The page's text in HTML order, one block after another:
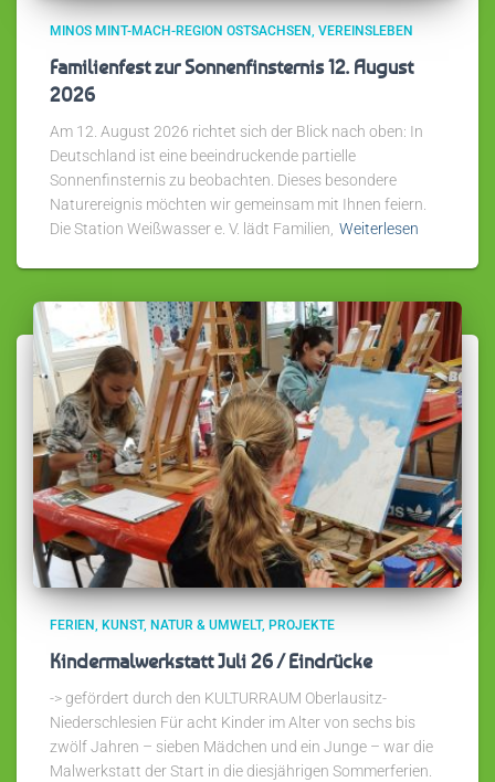
MINOS MINT-MACH-REGION OSTSACHSEN VEREINSLEBEN
Familienfest zur Sonnenfinsternis 12. August
2026
Am 12. August 2026 richtet sich der Blick nach oben: In
Deutschland ist eine beeindruckende partielle
Sonnenfinsternis zu beobachten. Dieses besondere
Naturereignis möchten wir gemeinsam mit Ihnen feiern.
Die Station Weißwasser e. V. lädt Familien, Weiterlesen
FERIEN KUNST NATUR & UMWELT PROJEKTE
Kindermalwerkstatt Juli 26 / Eindrücke
-> gefördert durch den KULTURRAUM Oberlausitz-
Niederschlesien Für acht Kinder im Alter von sechs bis
zwölf Jahren – sieben Mädchen und ein Junge – war die
Malwerkstatt der Start in die diesjährigen Sommerferien.